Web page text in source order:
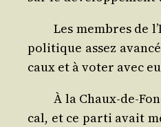
Les membres de
poli­tique assez
caux et à voter avec
À la Chaux-de-
cal, et ce par­ti avait